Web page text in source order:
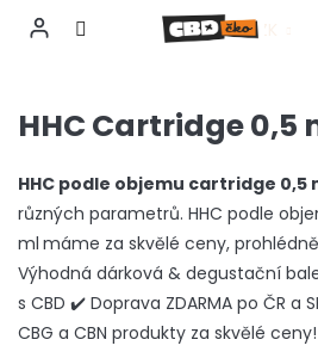
obsah
CZK
HHC Cartridge 0,5
HHC podle objemu cartridge 0,5
různých parametrů. HHC podle
ml máme za skvělé ceny,
Výhodná dárková & degustační
s CBD ✔️ Doprava ZDARMA po ČR a
CBG a CBN produkty za skvělé ceny!